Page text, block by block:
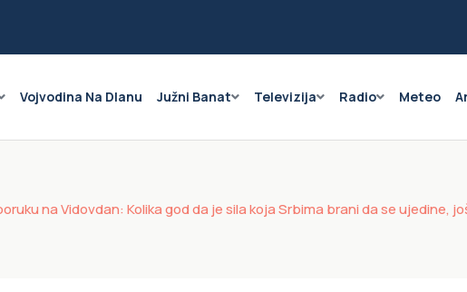
Vojvodina Na Dlanu Južni Banat Televizija Radio Meteo
na Vidovdan: Kolika god da je sila koja Srbima brani da se ujedine,